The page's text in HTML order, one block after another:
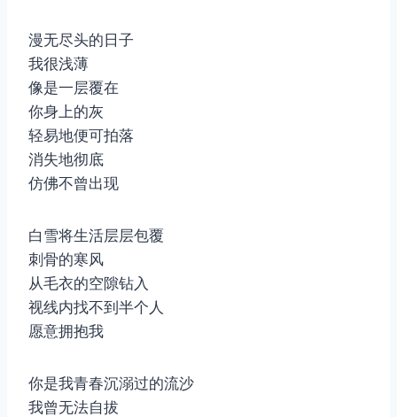
漫无尽头的日子
我很浅薄
像是一层覆在
你身上的灰
轻易地便可拍落
消失地彻底
仿佛不曾出现
白雪将生活层层包覆
刺骨的寒风
从毛衣的空隙钻入
视线内找不到半个人
愿意拥抱我
你是我青春沉溺过的流沙
我曾无法自拔
取消